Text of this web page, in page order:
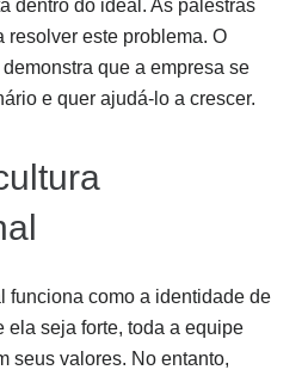
dentro do ideal. As palestras
resolver este problema. O
que a empresa se
e quer ajudá-lo a crescer.
funciona como a identidade de
ela seja forte, toda a equipe
seus valores. No entanto,